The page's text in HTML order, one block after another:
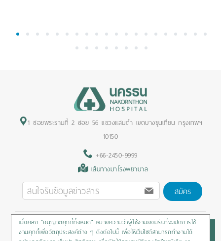
1 2 3 4 5 6 7 8 9 10 11 12 13 14 15 16 17 18 19 20
21 22 23 24 25 26 27 28
1 ซอยพระรามที่ 2 ซอย 56 แขวงแสมดำ เขตบางขุนเทียน กรุงเทพฯ
10150
+66-2450-9999
เส้นทางมาโรงพยาบาล
สมัคร
Privacy Policy/Cookies Policy/Sitemap/สิทธิผู้ป่วย
เมื่อคลิก “อนุญาตคุกกี้ทั้งหมด” หมายความว่าผู้ใช้งานยอมรับที่จะเปิดการใช้
งานคุกกี้เพื่อวัตถุประสงค์ต่าง ๆ ดังต่อไปนี้ เพื่อให้เว็บไซต์สามารถทำงานได้